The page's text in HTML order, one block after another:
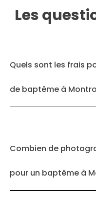
Les
Quels sont les frais
de baptême à
Combien de
pour un baptême à